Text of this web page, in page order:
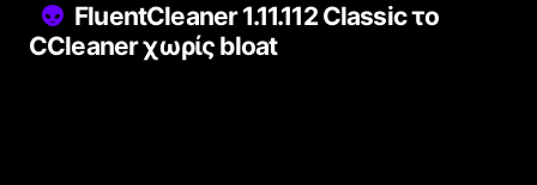
FluentCleaner 1.11.112 Classic το
CCleaner χωρίς bloat